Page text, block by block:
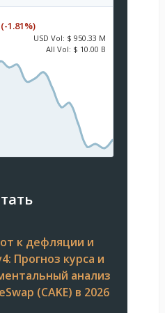
(-1.81%)
USD Vol: $ 950.33 M
All Vol: $ 10.00 B
к дефляции и
Прогноз курса и
анализ
(CAKE) в 2026